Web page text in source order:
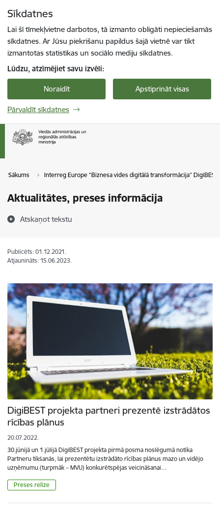
Sīkdatnes
Lai šī tīmekļvietne darbotos, tā izmanto obligāti nepieciešamās
sīkdatnes. Ar Jūsu piekrišanu papildus šajā vietnē var tikt
izmantotas statistikas un sociālo mediju sīkdatnes.
Lūdzu, atzīmējiet savu izvēli:
Noraidīt Apstiprināt visas
Pārvaldīt sīkdatnes
Sākums Interreg Europe “Biznesa vides digitālā transformācija”
Aktualitātes, preses informācija
Atskaņot tekstu
Publicēts: 01.12.2021.
Atjaunināts: 15.06.2023.
DigiBEST projekta partneri prezentē izstrādātos
rīcības plānus
20.07.2022.
30.jūnijā un 1.jūlijā DigiBEST projekta pirmā posma noslēgumā notika
Partneru tikšanās, lai prezentētu izstrādāto rīcības plānus mazo un vidējo
uzņēmumu (turpmāk – MVU) konkurētspējas veicināšanai…
Preses relīze